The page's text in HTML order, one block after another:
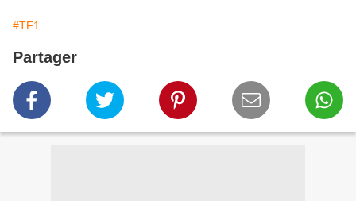
#TF1
Partager